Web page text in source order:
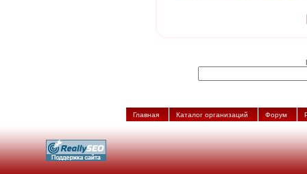
Главная Каталог организаций Форум